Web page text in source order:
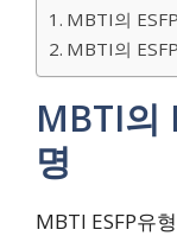
MBTI의
MBTI의
MBTI의
명
MBTI ESFP유